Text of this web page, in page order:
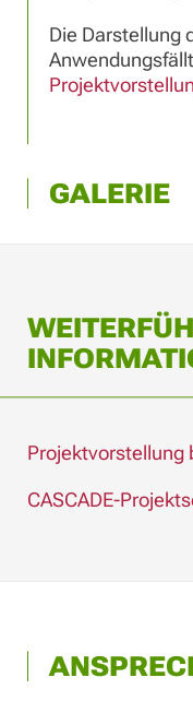
Die Darstellung
GALERIE
Projektvorstellung
CASCADE-